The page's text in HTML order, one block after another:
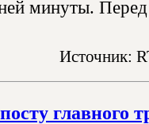
минуты.
Источник:
главного